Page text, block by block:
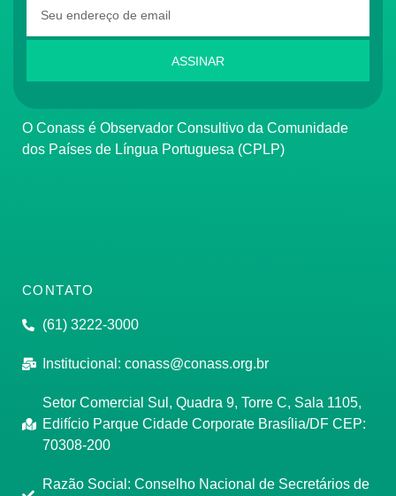
ASSINAR
O Conass é Observador Consultivo da Comunidade
dos Países de Língua Portuguesa (CPLP)
CONTATO
(61) 3222-3000
Institucional: conass@conass.org.br
Setor Comercial Sul, Quadra 9, Torre C, Sala 1105,
Edifício Parque Cidade Corporate Brasília/DF CEP:
70308-200
Razão Social: Conselho Nacional de Secretários de